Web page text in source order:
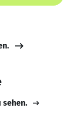
sehen.